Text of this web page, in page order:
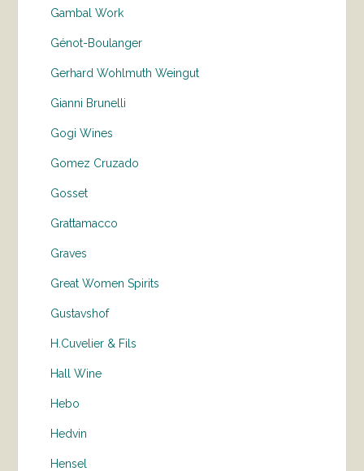
Gambal Work
Génot-Boulanger
Gerhard Wohlmuth Weingut
Gianni Brunelli
Gogi Wines
Gomez Cruzado
Gosset
Grattamacco
Graves
Great Women Spirits
Gustavshof
H.Cuvelier & Fils
Hall Wine
Hebo
Hedvin
Hensel